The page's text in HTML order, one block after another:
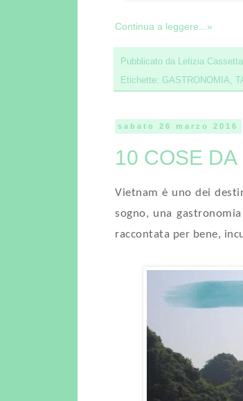
Continua a leggere...»
Pubblicato da Letizia Cassetta
Etichette: GASTRONOMIA
sabato 26 marzo 2016
10 COSE
Vietnam è uno dei
sogno, una
raccontata per bene,